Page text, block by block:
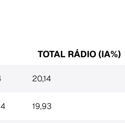
TOTAL RÁDIO (IA%)
20,14
19,93